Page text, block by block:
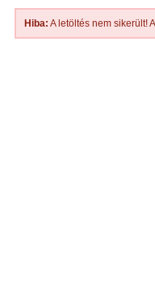
Hiba: A letöltés nem sikerült!